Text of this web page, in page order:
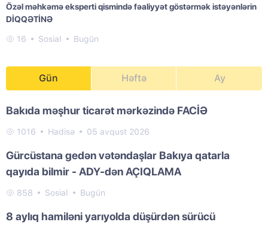
Özəl məhkəmə eksperti qismində fəaliyyət göstərmək istəyənlərin
DİQQƏTİNƏ
16 Sosial Bugün
Gün Həftə Ay
Bakıda məşhur ticarət mərkəzində FACİƏ
1016 Hadisə 05 avqust 2026
Gürcüstana gedən vətəndaşlar Bakıya qatarla
qayıda bilmir - ADY-dən AÇIQLAMA
858 Sosial Bugün
8 aylıq hamiləni yarıyolda düşürdən sürücü